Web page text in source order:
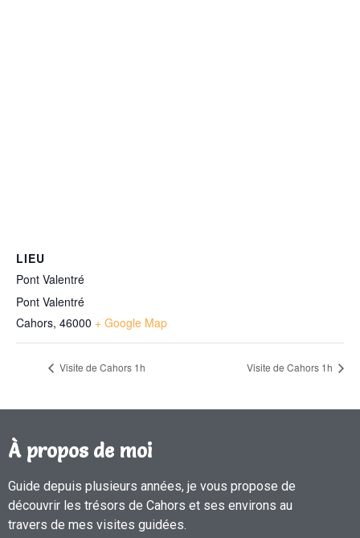
LIEU
Pont Valentré
Pont Valentré
Cahors, 46000 + Google Map
Visite de Cahors 1h Visite de Cahors 1h
À propos de moi
Guide depuis plusieurs années, je vous propose de
découvrir les trésors de Cahors et ses environs au
travers de mes visites guidées.